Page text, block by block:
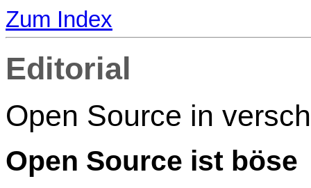
Zum Index
Editorial
Open Source in
Open Source ist böse